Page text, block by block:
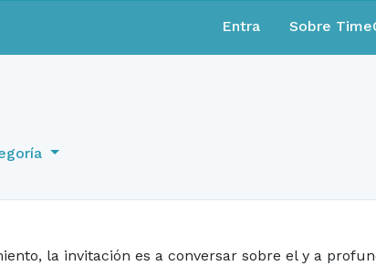
Entra Sobre
la invitación es a conversar sobre el y a